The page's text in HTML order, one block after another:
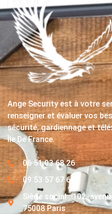
Ange Security est à votre
renseigner et évaluer vos
sécurité, gardiennage et
Île De France.
06 51 03 68 26
09 53 57 67 63
Siège social : 102,
75008 Paris